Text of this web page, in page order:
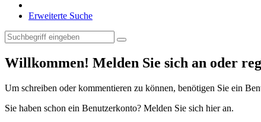
Erweiterte Suche
Willkommen! Melden Sie sich an oder
Um schreiben oder kommentieren zu können, benötigen Sie ein
Sie haben schon ein Benutzerkonto? Melden Sie sich hier an.